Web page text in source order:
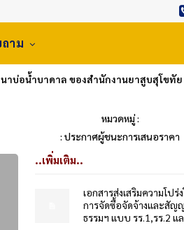
าม
บ่อน้ำบาดาล ของสำนักงานยาสูบสุโขทัย
หมวดหมู่ :
: ประกาศผู้ชนะการเสนอราคา
..เพิ่มเติม..
เอกสารส่งเสริมความโปร่
การจัดซื้อจัดจ้างและสัญ
ธรรมฯ แบบ รร.1,รร.2 แ